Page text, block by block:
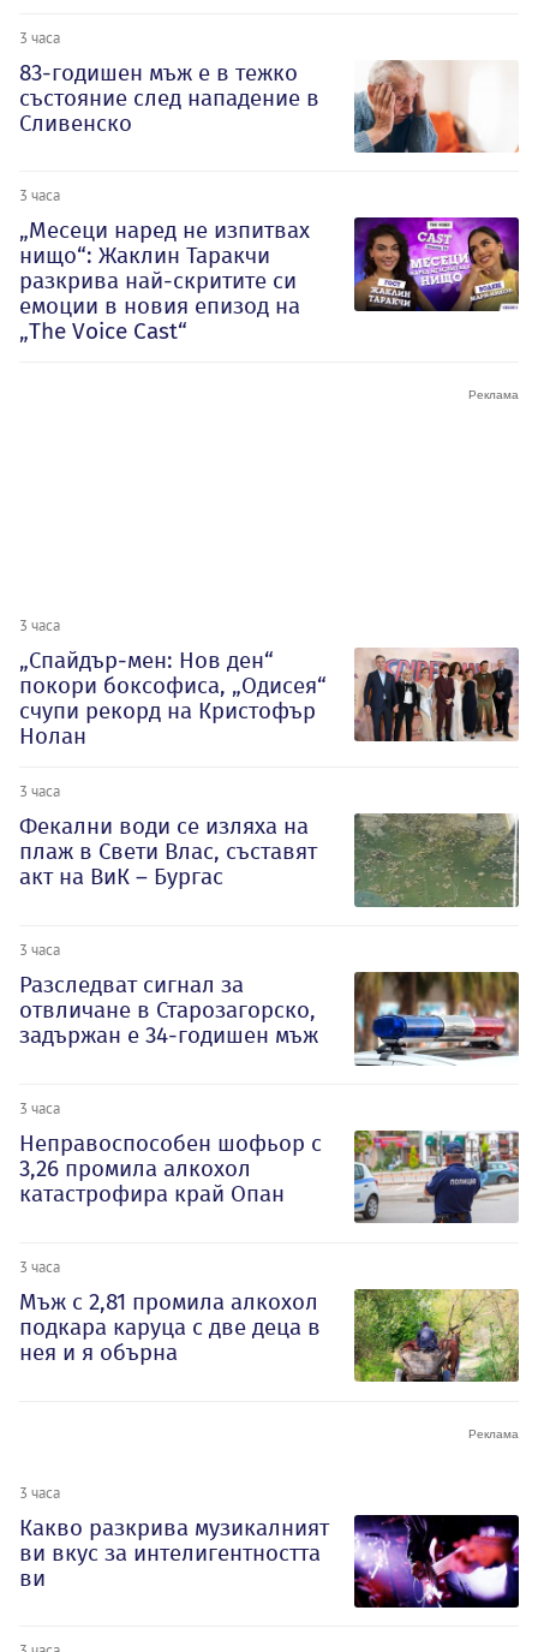
3 часа
83-годишен мъж е в тежко
състояние след нападение в
Сливенско
3 часа
„Месеци наред не изпитвах
нищо“: Жаклин Таракчи
разкрива най-скритите си
емоции в новия епизод на
„The Voice Cast“
3 часа
„Спайдър-мен: Нов ден“
покори боксофиса, „Одисея“
счупи рекорд на Кристофър
Нолан
3 часа
Фекални води се изляха на
плаж в Свети Влас, съставят
акт на ВиК – Бургас
3 часа
Разследват сигнал за
отвличане в Старозагорско,
задържан е 34-годишен мъж
3 часа
Неправоспособен шофьор с
3,26 промила алкохол
катастрофира край Опан
3 часа
Мъж с 2,81 промила алкохол
подкара каруца с две деца в
нея и я обърна
3 часа
Какво разкрива музикалният
ви вкус за интелигентността
ви